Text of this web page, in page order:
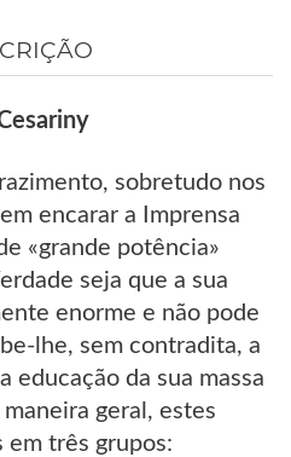
sobretudo nos
encarar a Imprensa
«grande potência»
seja que a sua
enorme e não pode
lhe, sem contradita, a
educação da sua massa
geral, estes
em três grupos: